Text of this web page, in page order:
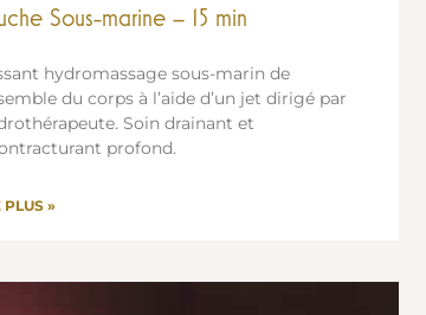
Sous-marine – 15 min
hydromassage sous-marin de
du corps à l’aide d’un jet dirigé par
Soin drainant et
profond.
PLUS »